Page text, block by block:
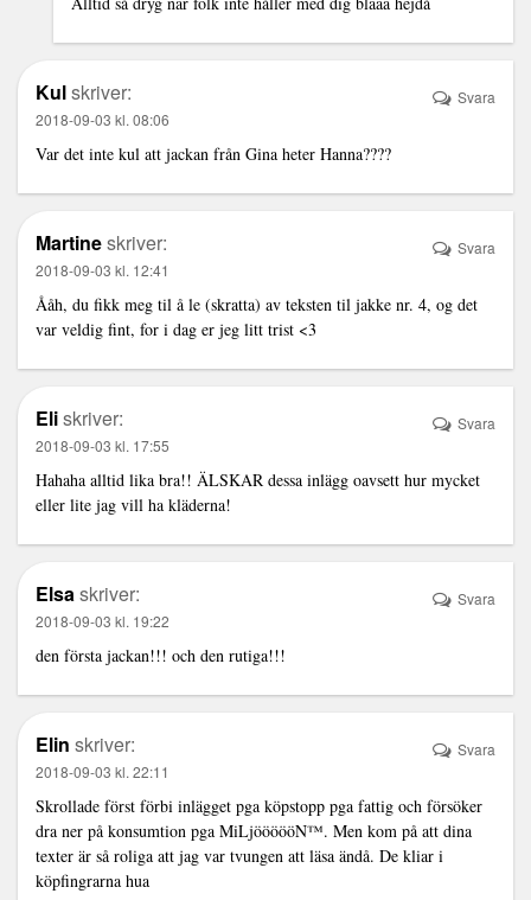
Kulskriver:
2018-09-03 kl. 08:06
Var det inte kul att jackan från Gina heter Hanna????
Svara
Martineskriver:
2018-09-03 kl. 12:41
Ååh, du fikk meg til å le (skratta) av teksten til jakke nr. 4, og det
var veldig fint, for i dag er jeg litt trist <3
Svara
Eliskriver:
2018-09-03 kl. 17:55
Hahaha alltid lika bra!! ÄLSKAR dessa inlägg oavsett hur mycket
eller lite jag vill ha kläderna!
Svara
Elsaskriver:
2018-09-03 kl. 19:22
den första jackan!!! och den rutiga!!!
Svara
Elin skriver:
2018-09-03 kl. 22:11
Skrollade först förbi inlägget pga köpstopp pga fattig och försöker
dra ner på konsumtion pga MiLjöööööN™️. Men kom på att dina
texter är så roliga att jag var tvungen att läsa ändå. De kliar i
köpfingrarna hua
Svara